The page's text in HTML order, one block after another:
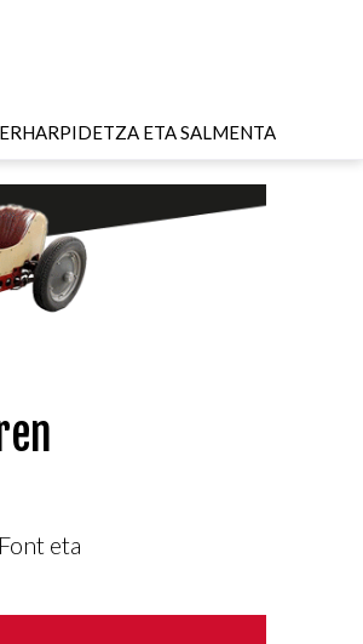
HARPIDETZA ETA SALMENTA
eta